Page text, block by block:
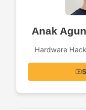
Anak
Hardware